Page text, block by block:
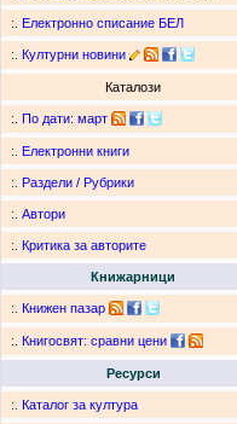
:. Електронно списание БЕЛ
:. Културни новини
Каталози
:. По дати: март
:. Електронни книги
:. Раздели / Рубрики
:. Автори
:. Критика за авторите
Книжарници
:. Книжен пазар
:. Книгосвят: сравни цени
Ресурси
:. Каталог за култура